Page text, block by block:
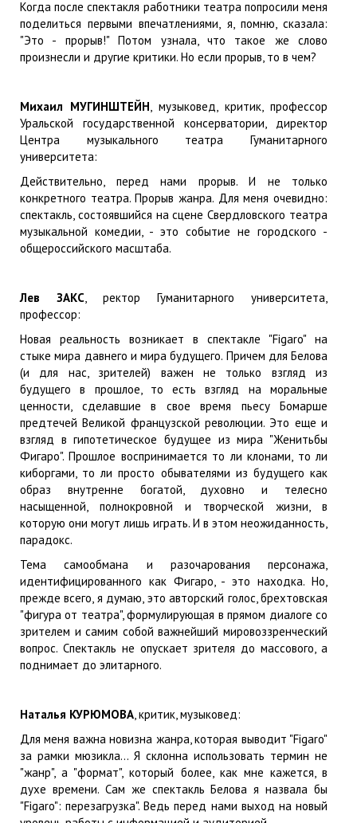
Когда после спектакля работники театра попросили меня
поделиться первыми впечатлениями, я, помню, сказала:
"Это - прорыв!" Потом узнала, что такое же слово
произнесли и другие критики. Но если прорыв, то в чем?
Михаил МУГИНШТЕЙН, музыковед, критик, профессор
Уральской государственной консерватории, директор
Центра музыкального театра Гуманитарного
университета:
Действительно, перед нами прорыв. И не только
конкретного театра. Прорыв жанра. Для меня очевидно:
спектакль, состоявшийся на сцене Свердловского театра
музыкальной комедии, - это событие не городского -
общероссийского масштаба.
Лев ЗАКС, ректор Гуманитарного университета,
профессор:
Новая реальность возникает в спектакле "Figaro" на
стыке мира давнего и мира будущего. Причем для Белова
(и для нас, зрителей) важен не только взгляд из
будущего в прошлое, то есть взгляд на моральные
ценности, сделавшие в свое время пьесу Бомарше
предтечей Великой французской революции. Это еще и
взгляд в гипотетическое будущее из мира "Женитьбы
Фигаро". Прошлое воспринимается то ли клонами, то ли
киборгами, то ли просто обывателями из будущего как
образ внутренне богатой, духовно и телесно
насыщенной, полнокровной и творческой жизни, в
которую они могут лишь играть. И в этом неожиданность,
парадокс.
Тема самообмана и разочарования персонажа,
идентифицированного как Фигаро, - это находка. Но,
прежде всего, я думаю, это авторский голос, брехтовская
"фигура от театра", формулирующая в прямом диалоге со
зрителем и самим собой важнейший мировоззренческий
вопрос. Спектакль не опускает зрителя до массового, а
поднимает до элитарного.
Наталья КУРЮМОВА, критик, музыковед:
Для меня важна новизна жанра, которая выводит "Figaro"
за рамки мюзикла... Я склонна использовать термин не
"жанр", а "формат", который более, как мне кажется, в
духе времени. Сам же спектакль Белова я назвала бы
"Figaro": перезагрузка". Ведь перед нами выход на новый